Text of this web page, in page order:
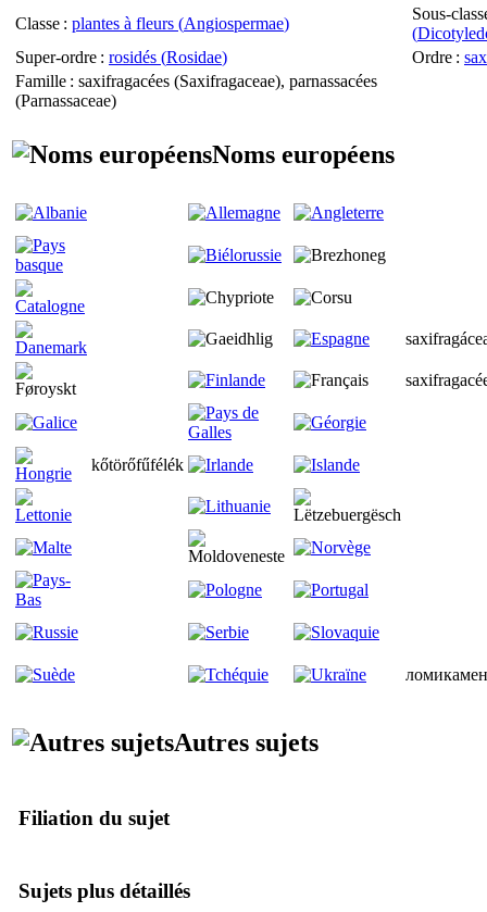
Classe : plantes à fleurs (Angiospermae)
Sous-
(
Super-ordre : rosidés (Rosidae) Ordre :
Famille : saxifragacées (Saxifragaceae), parnassacées
(Parnassaceae)
Noms européens
kőtörőfűfélék
Autres sujets
Filiation du sujet
Sujets plus détaillés